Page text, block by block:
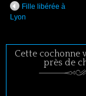
Fille libérée à
Lyon
Cette cochonne
près de